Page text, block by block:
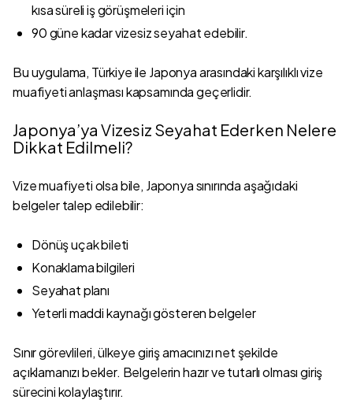
kısa süreli iş görüşmeleri için
90 güne kadar vizesiz seyahat edebilir.
Bu uygulama, Türkiye ile Japonya arasındaki karşılıklı vize
muafiyeti anlaşması kapsamında geçerlidir.
Japonya’ya Vizesiz Seyahat Ederken Nelere
Dikkat Edilmeli?
Vize muafiyeti olsa bile, Japonya sınırında aşağıdaki
belgeler talep edilebilir:
Dönüş uçak bileti
Konaklama bilgileri
Seyahat planı
Yeterli maddi kaynağı gösteren belgeler
Sınır görevlileri, ülkeye giriş amacınızı net şekilde
açıklamanızı bekler. Belgelerin hazır ve tutarlı olması giriş
sürecini kolaylaştırır.